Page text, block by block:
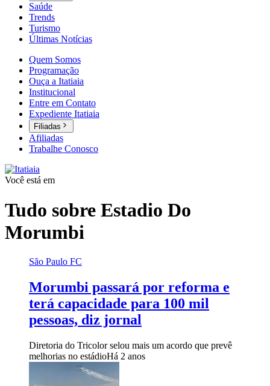
Saúde
Trends
Turismo
Últimas Notícias
Quem Somos
Programação
Ouça a Itatiaia
Institucional
Entre em Contato
Expediente Itatiaia
Filiadas
Afiliadas
Trabalhe Conosco
Você está em
Tudo sobre Estadio Do
Morumbi
São Paulo FC
Morumbi passará por reforma e
terá capacidade para 100 mil
pessoas, diz jornal
Diretoria do Tricolor selou mais um acordo que prevê
melhorias no estádioHá 2 anos